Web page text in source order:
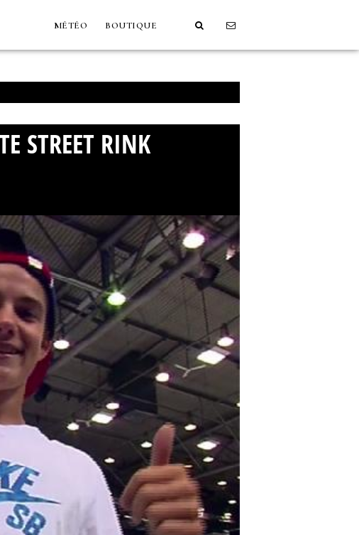
MÉTÉO BOUTIQUE
STREET RINK